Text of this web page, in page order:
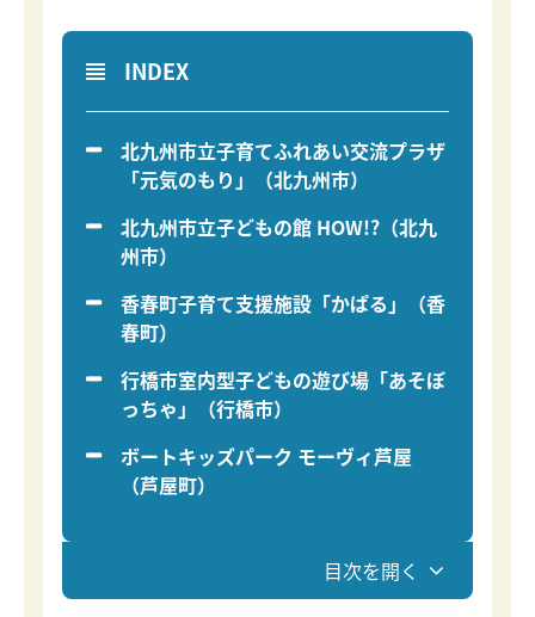
目次を開く
INDEX
北九州市立子育てふれあい交流プラザ
「元気のもり」（北九州市）
北九州市立子どもの館 HOW!?（北九
州市）
香春町子育て支援施設「かぱる」（香
春町）
行橋市室内型子どもの遊び場「あそぼ
っちゃ」（行橋市）
ボートキッズパーク モーヴィ芦屋
（芦屋町）